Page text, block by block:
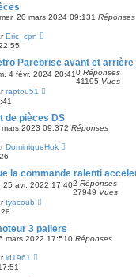
mer. 20 mars 2024 09:131 Réponses
Eric_cpn
Parebrise avant et
4 févr. 2024 20:410 Réponses
41195 Vues
raptou51
de pièces DS
mars 2023 09:372 Réponses
DominiqueHok
la commande ralenti
25 avr. 2022 17:402 Réponses
27949 Vues
tyacoub
3 paliers
mars 2022 17:510 Réponses
id1961